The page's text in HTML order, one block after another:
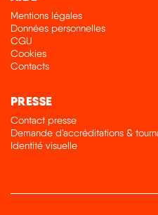
Mentions légales
Données personnelles
CGU
Cookies
Contacts
PRESSE
Contact presse
Demande d'accréditations &
Identité visuelle